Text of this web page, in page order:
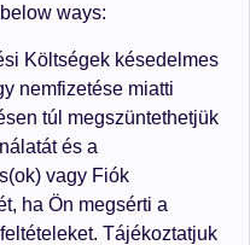
ways:
Költségek késedelmes
nemfizetése miatti
túl megszüntethetjük
és a
vagy Fiók
ha Ön megsérti a
Tájékoztatjuk